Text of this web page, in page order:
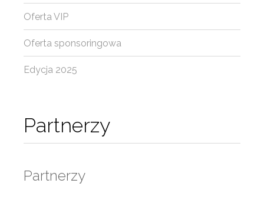
Partnerzy
Partnerzy
Oferta VIP
Oferta sponsoringowa
Edycja 2025